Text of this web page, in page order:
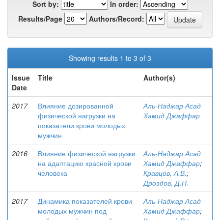
Sort by:
In order:
Results/Page
Authors/Record:
Showing results 1 to 3 of 3
Issue
Date
Title Author(s)
2017
Влияние дозированной
физической нагрузки на
показатели крови молодых
мужчин
Аль-Наджар Асад
Хамид Джаффар
2016
Влияние физической нагрузки
на адаптацию красной крови
человека
Аль-Наджар Асад
Хамид Джаффар;
Кравцов, А.В.;
Дроздов, Д.Н.
2017
Динамика показателей крови
молодых мужчин под
Аль-Наджар Асад
Хамид Джаффар;